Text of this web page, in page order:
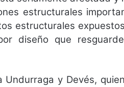
estructurales
estructurales
diseño que
y Devés,